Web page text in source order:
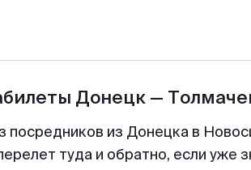
Донецк —
посредников из Донецка в
туда и обратно, если уже